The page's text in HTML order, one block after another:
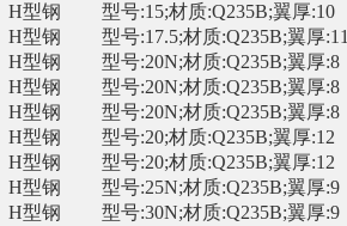
H型钢
型号:15;材质:Q235B;翼厚:10
H型钢
型号:17.5;材质:Q235B;翼厚:11
H型钢
型号:20N;材质:Q235B;翼厚:8
H型钢
型号:20N;材质:Q235B;翼厚:8
H型钢
型号:20N;材质:Q235B;翼厚:8
H型钢
型号:20;材质:Q235B;翼厚:12
H型钢
型号:20;材质:Q235B;翼厚:12
H型钢
型号:25N;材质:Q235B;翼厚:9
H型钢
型号:30N;材质:Q235B;翼厚:9